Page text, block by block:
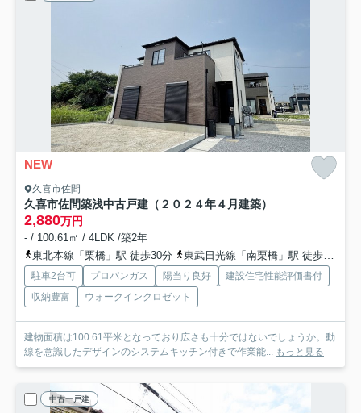
NEW
久喜市佐間
久喜市佐間築浅中古戸建（２０２４年４月建築）
2,880万円
- / 100.61㎡ / 4LDK /築2年
東北本線「栗橋」駅 徒歩30分
東武日光線「南栗橋」駅 徒歩42分
駐車2台可 プロパンガス 陽当り良好
建設住宅性能評価書付
収納豊富
ウォークインクロゼット
建物面積は100.61平米となっており広さも十分ではないでしょうか。動
線を意識したデザインのシステムキッチン付きで作業能... もっと見る
中古一戸建